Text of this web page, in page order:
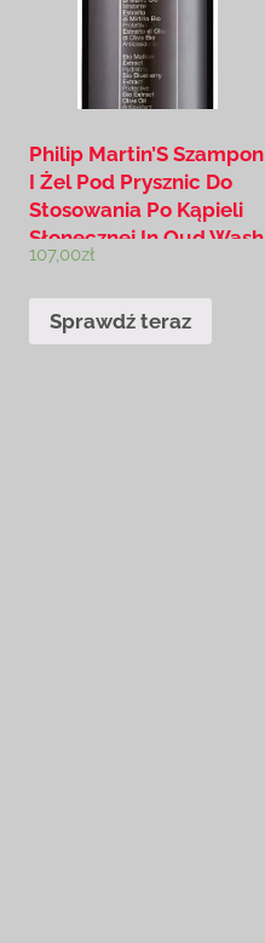
Philip Martin’S Szampon
I Żel Pod Prysznic Do
Stosowania Po Kąpieli
Słonecznej In Oud Wash
Shampoo 250 Ml
107,00zł
Sprawdź teraz